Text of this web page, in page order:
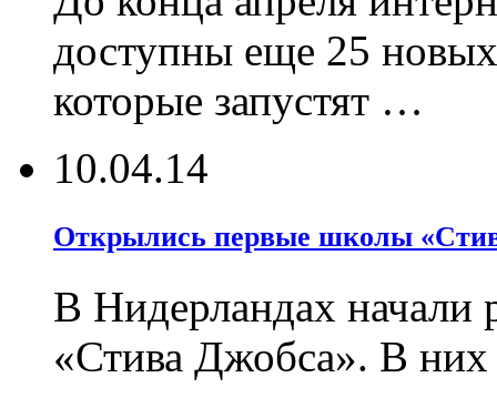
доступны еще 25
которые запустят …
10.04.14
Открылись первые школы
В Нидерландах начали
«Стива Джобса». В